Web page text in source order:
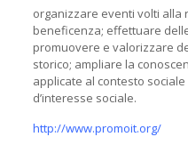
organizzare eventi volti alla
beneficenza; effettuare
promuovere e valorizzare
storico; ampliare la
applicate al contesto
d’interesse sociale.
http://www.promoit.org/